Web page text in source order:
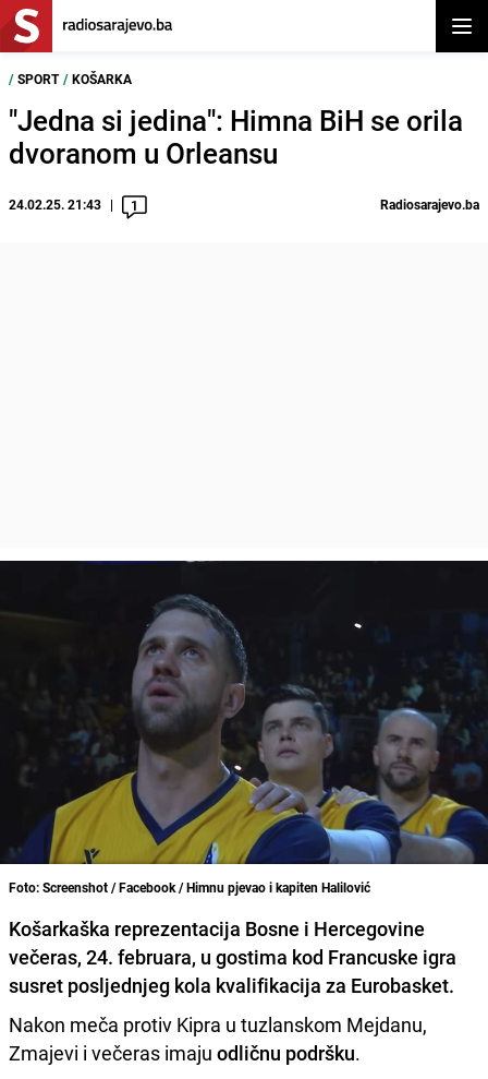
/ SPORT / KOŠARKA
"Jedna si jedina": Himna BiH se orila
dvoranom u Orleansu
24.02.25. 21:43 1 Radiosarajevo.ba
Foto: Screenshot / Facebook / Himnu pjevao i kapiten Halilović
Košarkaška reprezentacija Bosne i Hercegovine
večeras, 24. februara, u gostima kod Francuske igra
susret posljednjeg kola kvalifikacija za Eurobasket.
Nakon meča protiv Kipra u tuzlanskom Mejdanu,
Zmajevi i večeras imaju odličnu podršku.